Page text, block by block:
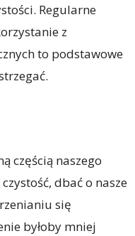
Regularne
z
to podstawowe
częścią naszego
dbać o nasze
się
byłoby mniej